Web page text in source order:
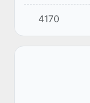
ойынларына
4170